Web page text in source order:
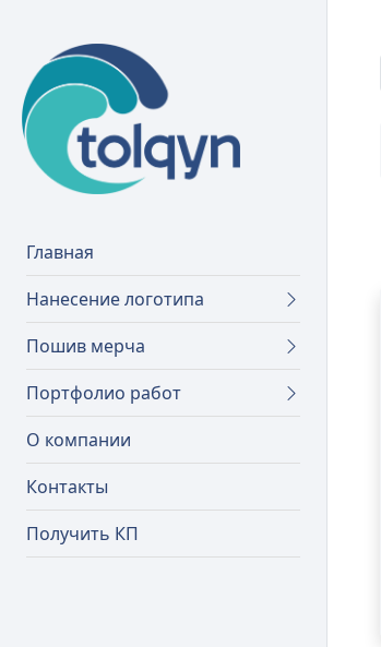
Главная
Нанесение логотипа
Пошив мерча
Портфолио работ
О компании
Контакты
Получить КП